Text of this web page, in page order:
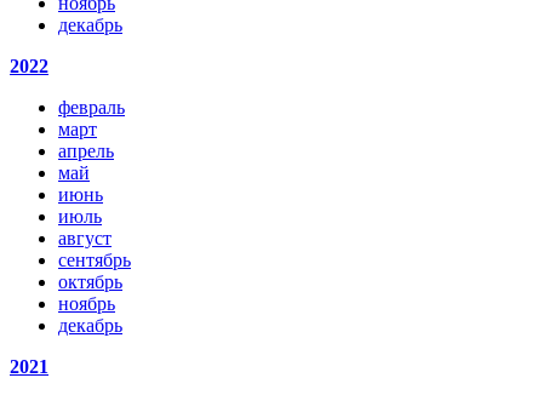
декабрь
2022
февраль
март
апрель
май
июнь
июль
август
сентябрь
октябрь
ноябрь
декабрь
2021